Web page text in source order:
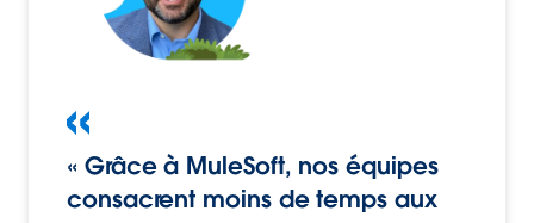
« Grâce à MuleSoft, nos équipes
consacrent moins de temps aux